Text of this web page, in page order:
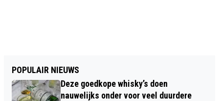
POPULAIR NIEUWS
Deze goedkope whisky’s doen
nauwelijks onder voor veel duurdere